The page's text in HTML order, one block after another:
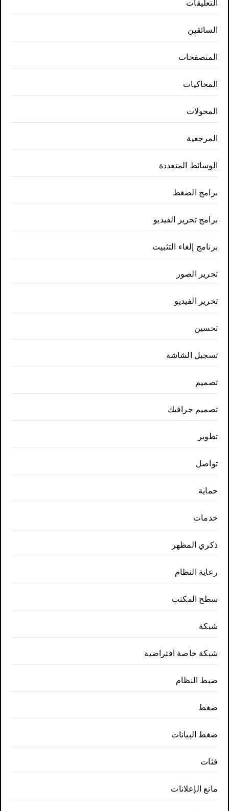
التعليقات
السائقين
المتصفحات
المحاكيات
المحولات
المرجعية
الوسائط المتعددة
برامج الضغط
برامج تحرير الفيديو
برنامج إلغاء التثبيت
تحرير الصور
تحرير الفيديو
تحسين
تسجيل الشاشة
تصميم
تصميم جرافيك
تطوير
تواصل
حماية
خدمات
ذكري المظهر
رعاية النظام
سطح المكتب
شبكة
شبكة خاصة افتراضية
ضبط النظام
ضغط
ضغط البيانات
فئات
مانع الإعلانات